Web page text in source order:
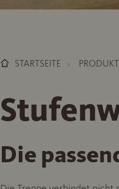
STARTSEITE
Die